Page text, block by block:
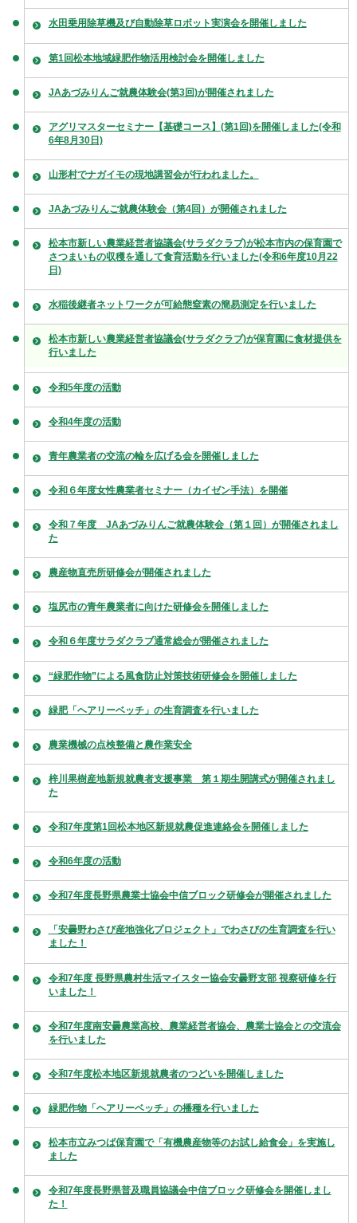
水田乗用除草機及び自動除草ロボット実演会を開催しました
第1回松本地域緑肥作物活用検討会を開催しました
JAあづみりんご就農体験会(第3回)が開催されました
アグリマスターセミナー【基礎コース】(第1回)を開催しました(令和
6年8月30日)
山形村でナガイモの現地講習会が行われました。
JAあづみりんご就農体験会（第4回）が開催されました
松本市新しい農業経営者協議会(サラダクラブ)が松本市内の保育園で
さつまいもの収穫を通して食育活動を行いました(令和6年度10月22
日)
水稲後継者ネットワークが可給態窒素の簡易測定を行いました
松本市新しい農業経営者協議会(サラダクラブ)が保育園に食材提供を
行いました
令和5年度の活動
令和4年度の活動
青年農業者の交流の輪を広げる会を開催しました
令和６年度女性農業者セミナー（カイゼン手法）を開催
令和７年度 JAあづみりんご就農体験会（第１回）が開催されまし
た
農産物直売所研修会が開催されました
塩尻市の青年農業者に向けた研修会を開催しました
令和６年度サラダクラブ通常総会が開催されました
“緑肥作物”による風食防止対策技術研修会を開催しました
緑肥「ヘアリーベッチ」の生育調査を行いました
農業機械の点検整備と農作業安全
梓川果樹産地新規就農者支援事業 第１期生開講式が開催されまし
た
令和7年度第1回松本地区新規就農促進連絡会を開催しました
令和6年度の活動
令和7年度長野県農業士協会中信ブロック研修会が開催されました
「安曇野わさび産地強化プロジェクト」でわさびの生育調査を行い
ました！
令和7年度 長野県農村生活マイスター協会安曇野支部 視察研修を行
いました！
令和7年度南安曇農業高校、農業経営者協会、農業士協会との交流会
を行いました
令和7年度松本地区新規就農者のつどいを開催しました
緑肥作物「ヘアリーベッチ」の播種を行いました
松本市立みつば保育園で「有機農産物等のお試し給食会」を実施し
ました
令和7年度長野県普及職員協議会中信ブロック研修会を開催しまし
た！